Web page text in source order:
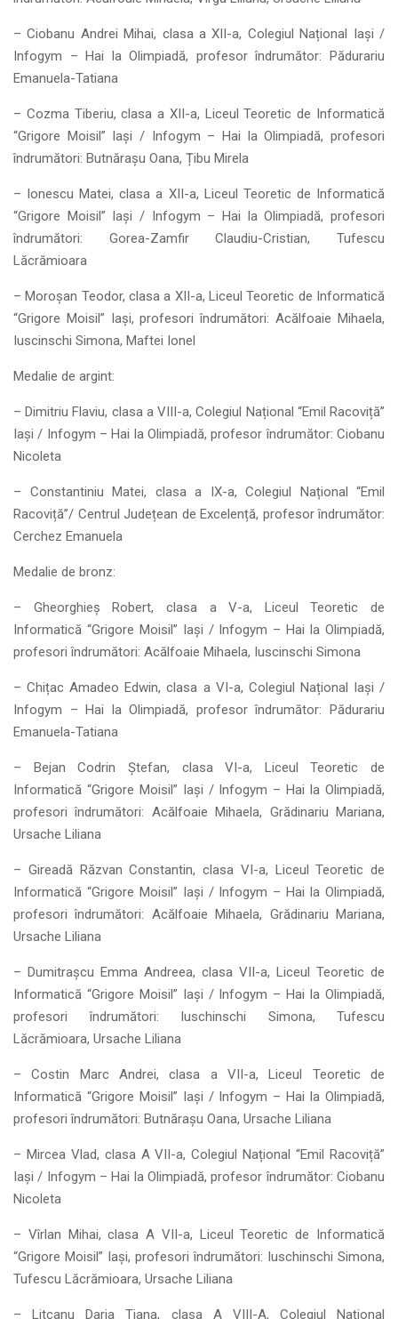
– Ciobanu Andrei Mihai, clasa a XII-a, Colegiul Național Iași /
Infogym – Hai la Olimpiadă, profesor îndrumător: Pădurariu
Emanuela-Tatiana
– Cozma Tiberiu, clasa a XII-a, Liceul Teoretic de Informatică
“Grigore Moisil” Iași / Infogym – Hai la Olimpiadă, profesori
îndrumători: Butnărașu Oana, Țibu Mirela
– Ionescu Matei, clasa a XII-a, Liceul Teoretic de Informatică
“Grigore Moisil” Iași / Infogym – Hai la Olimpiadă, profesori
îndrumători: Gorea-Zamfir Claudiu-Cristian, Tufescu
Lăcrămioara
– Moroșan Teodor, clasa a XII-a, Liceul Teoretic de Informatică
“Grigore Moisil” Iași, profesori îndrumători: Acălfoaie Mihaela,
Iuscinschi Simona, Maftei Ionel
Medalie de argint:
– Dimitriu Flaviu, clasa a VIII-a, Colegiul Național “Emil Racoviță”
Iași / Infogym – Hai la Olimpiadă, profesor îndrumător: Ciobanu
Nicoleta
– Constantiniu Matei, clasa a IX-a, Colegiul Național “Emil
Racoviță”/ Centrul Județean de Excelență, profesor îndrumător:
Cerchez Emanuela
Medalie de bronz:
– Gheorghieș Robert, clasa a V-a, Liceul Teoretic de
Informatică “Grigore Moisil” Iași / Infogym – Hai la Olimpiadă,
profesori îndrumători: Acălfoaie Mihaela, Iuscinschi Simona
– Chițac Amadeo Edwin, clasa a VI-a, Colegiul Național Iași /
Infogym – Hai la Olimpiadă, profesor îndrumător: Pădurariu
Emanuela-Tatiana
– Bejan Codrin Ștefan, clasa VI-a, Liceul Teoretic de
Informatică “Grigore Moisil” Iași / Infogym – Hai la Olimpiadă,
profesori îndrumători: Acălfoaie Mihaela, Grădinariu Mariana,
Ursache Liliana
– Gireadă Răzvan Constantin, clasa VI-a, Liceul Teoretic de
Informatică “Grigore Moisil” Iași / Infogym – Hai la Olimpiadă,
profesori îndrumători: Acălfoaie Mihaela, Grădinariu Mariana,
Ursache Liliana
– Dumitrașcu Emma Andreea, clasa VII-a, Liceul Teoretic de
Informatică “Grigore Moisil” Iași / Infogym – Hai la Olimpiadă,
profesori îndrumători: Iuschinschi Simona, Tufescu
Lăcrămioara, Ursache Liliana
– Costin Marc Andrei, clasa a VII-a, Liceul Teoretic de
Informatică “Grigore Moisil” Iași / Infogym – Hai la Olimpiadă,
profesori îndrumători: Butnărașu Oana, Ursache Liliana
– Mircea Vlad, clasa A VII-a, Colegiul Național “Emil Racoviță”
Iași / Infogym – Hai la Olimpiadă, profesor îndrumător: Ciobanu
Nicoleta
– Vîrlan Mihai, clasa A VII-a, Liceul Teoretic de Informatică
“Grigore Moisil” Iași, profesori îndrumători: Iuschinschi Simona,
Tufescu Lăcrămioara, Ursache Liliana
– Litcanu Daria Tiana, clasa A VIII-A, Colegiul Național